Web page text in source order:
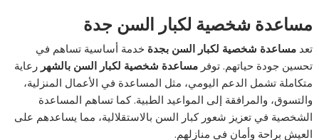
مساعدة شخصية لكبار السن جدة
تعدمساعدة شخصية لكبار السن بجدة خدمة أساسية تساهم في
تحسين جودة حياتهم. توفرمساعدة شخصية لكبار السن بالشهررعاية
متكاملة تشمل الدعم اليومي، مثل المساعدة في الأعمال المنزلية،
والتسوق، والمرافقة إلى المواعيد الطبية. كما تساهم المساعدة
الشخصية في تعزيز شعور كبار السن بالاستقلالية، مما يساعدهم على
العيش براحة وأمان في منازلهم.